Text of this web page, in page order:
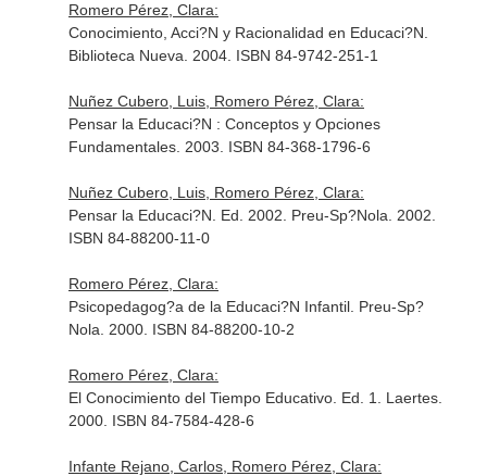
Romero Pérez, Clara:
Conocimiento, Acci?N y Racionalidad en Educaci?N.
Biblioteca Nueva. 2004. ISBN 84-9742-251-1
Nuñez Cubero, Luis, Romero Pérez, Clara:
Pensar la Educaci?N : Conceptos y Opciones
Fundamentales. 2003. ISBN 84-368-1796-6
Nuñez Cubero, Luis, Romero Pérez, Clara:
Pensar la Educaci?N. Ed. 2002. Preu-Sp?Nola. 2002.
ISBN 84-88200-11-0
Romero Pérez, Clara:
Psicopedagog?a de la Educaci?N Infantil. Preu-Sp?
Nola. 2000. ISBN 84-88200-10-2
Romero Pérez, Clara:
El Conocimiento del Tiempo Educativo. Ed. 1. Laertes.
2000. ISBN 84-7584-428-6
Infante Rejano, Carlos, Romero Pérez, Clara: